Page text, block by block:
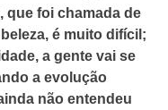
que foi chamada de
é muito difícil;
a gente vai se
a evolução
não entendeu